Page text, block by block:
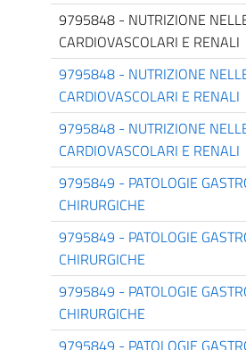
9795848 - NUTRIZIONE
CARDIOVASCOLARI E RENALI
9795848 - NUTRIZIONE
CARDIOVASCOLARI E RENALI
9795848 - NUTRIZIONE
CARDIOVASCOLARI E RENALI
9795849 - PATOLOGIE
CHIRURGICHE
9795849 - PATOLOGIE
CHIRURGICHE
9795849 - PATOLOGIE
CHIRURGICHE